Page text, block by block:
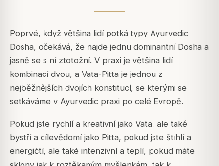
Poprvé, když většina lidí potká typy Ayurvedic
Dosha, očekává, že najde jednu dominantní Dosha a
jasně se s ní ztotožní. V praxi je většina lidí
kombinací dvou, a Vata-Pitta je jednou z
nejběžnějších dvojích konstitucí, se kterými se
setkáváme v Ayurvedic praxi po celé Evropě.
Pokud jste rychlí a kreativní jako Vata, ale také
bystří a cílevědomí jako Pitta, pokud jste štíhlí a
energičtí, ale také intenzivní a teplí, pokud máte